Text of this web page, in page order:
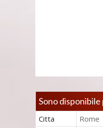
Sono
Citta Rome